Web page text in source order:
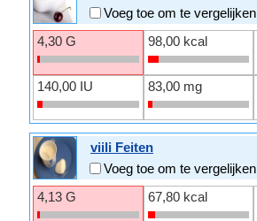
Voeg toe om te vergelijken
4,30 G
98,00 kcal
140,00 IU 83,00 mg
viili Feiten
Voeg toe om te vergelijken
4,13 G
67,80 kcal